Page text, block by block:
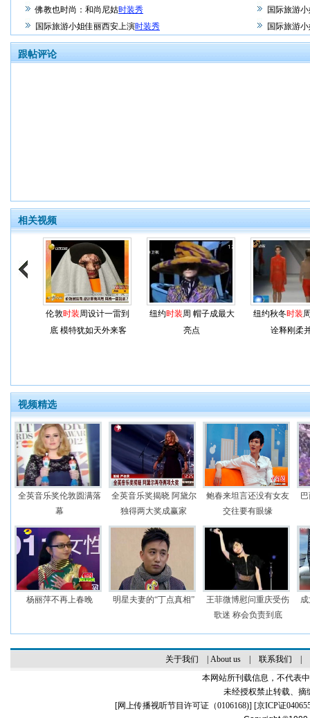
佛教也时尚：和尚尼姑时装秀
国际旅游
国际旅游小姐佳丽西安上演时装秀 国际旅游
跟帖评论
相关视频
伦敦时装周设计一雷到
底 模特犹如天外来客
纽约时装周 帽子成最大
亮点
纽约秋冬时装
诠释刚柔
视频精选
全英音乐奖伦敦圆满落
幕
全英音乐奖揭晓 阿黛尔
独得两大奖成赢家
鲍春来坦言还没有女友
交往要有眼缘
杨丽萍不再上春晚 明星夫妻的“丁点真相”
王菲微博慰问重庆受伤
歌迷 称会负责到底
关于我们 About us| 联系我们
本网站所刊载信息，不代表
未经授权禁止转载、摘
[网上传播视听节目许可证（0106168)] [京ICP证